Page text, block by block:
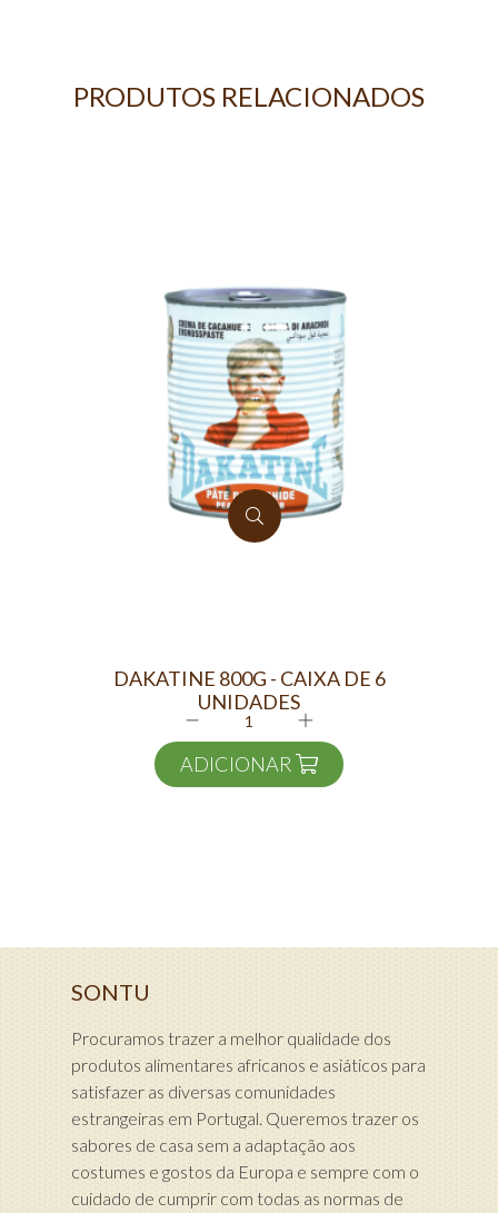
PRODUTOS RELACIONADOS
DAKATINE 800G - CAIXA DE 6
UNIDADES
ADICIONAR
SONTU
Procuramos trazer a melhor qualidade dos
produtos alimentares africanos e asiáticos para
satisfazer as diversas comunidades
estrangeiras em Portugal. Queremos trazer os
sabores de casa sem a adaptação aos
costumes e gostos da Europa e sempre com o
cuidado de cumprir com todas as normas de